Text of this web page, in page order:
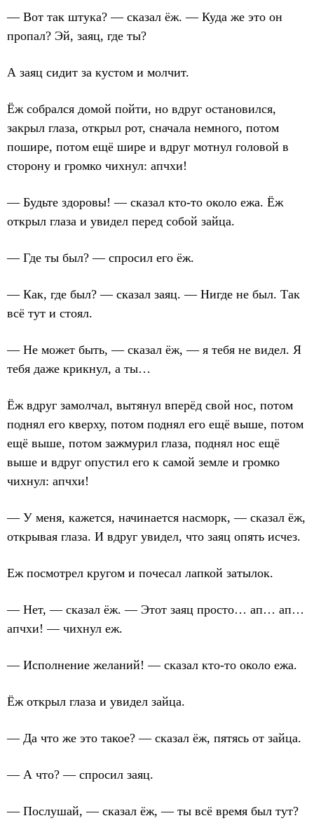
— Вот так штука? — сказал ёж. — Куда же это он
пропал? Эй, заяц, где ты?
А заяц сидит за кустом и молчит.
Ёж собрался домой пойти, но вдруг остановился,
закрыл глаза, открыл рот, сначала немного, потом
пошире, потом ещё шире и вдруг мотнул головой в
сторону и громко чихнул: апчхи!
— Будьте здоровы! — сказал кто-то около ежа. Ёж
открыл глаза и увидел перед собой зайца.
— Где ты был? — спросил его ёж.
— Как, где был? — сказал заяц. — Нигде не был. Так
всё тут и стоял.
— Не может быть, — сказал ёж, — я тебя не видел. Я
тебя даже крикнул, а ты…
Ёж вдруг замолчал, вытянул вперёд свой нос, потом
поднял его кверху, потом поднял его ещё выше, потом
ещё выше, потом зажмурил глаза, поднял нос ещё
выше и вдруг опустил его к самой земле и громко
чихнул: апчхи!
— У меня, кажется, начинается насморк, — сказал ёж,
открывая глаза. И вдруг увидел, что заяц опять исчез.
Еж посмотрел кругом и почесал лапкой затылок.
— Нет, — сказал ёж. — Этот заяц просто… ап… ап…
апчхи! — чихнул еж.
— Исполнение желаний! — сказал кто-то около ежа.
Ёж открыл глаза и увидел зайца.
— Да что же это такое? — сказал ёж, пятясь от зайца.
— А что? — спросил заяц.
— Послушай, — сказал ёж, — ты всё время был тут?